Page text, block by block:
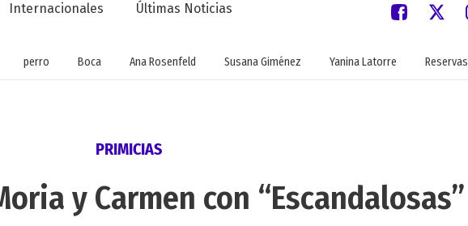
Internacionales Últimas Noticias
perro Boca Ana Rosenfeld Susana Giménez Yanina Latorre Reservas
PRIMICIAS
y Carmen con “Escandalosas”